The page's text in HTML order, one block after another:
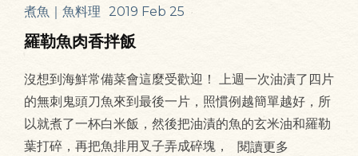
煮魚｜魚料理 2019 Feb 25
羅勒魚肉香拌飯
沒想到海鮮常備菜會這麼受歡迎！ 上週一次油漬了四片
的無刺鬼頭刀魚來到最後一片，照慣例越簡單越好，所
以就煮了一杯白米飯，然後把油漬的魚的玄米油和羅勒
葉打碎，再把魚排用叉子弄成碎塊，
閱讀更多